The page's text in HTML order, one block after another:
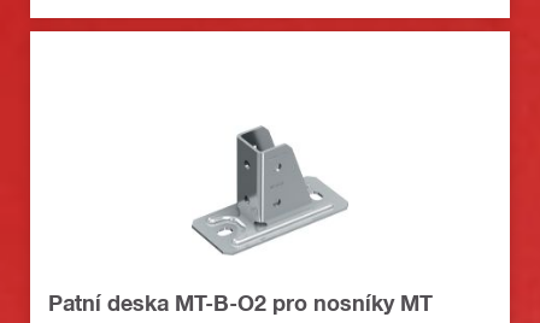
Patní deska MT-B-O2 pro nosníky MT